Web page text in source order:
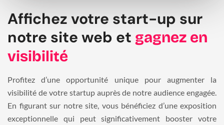
Affichez votre start-up sur
notre site web et gagnez en
visibilité
Profitez d’une opportunité unique pour augmenter la
visibilité de votre startup auprès de notre audience engagée.
En figurant sur notre site, vous bénéficiez d’une exposition
exceptionnelle qui peut significativement booster votre